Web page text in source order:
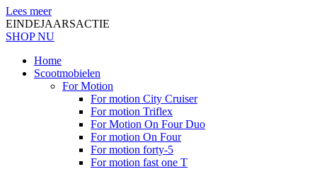
Lees meer
EINDEJAARSACTIE
SHOP NU
Home
Scootmobielen
For Motion
For motion City Cruiser
For motion Triflex
For Motion On Four Duo
For motion On Four
For motion forty-5
For motion fast one T